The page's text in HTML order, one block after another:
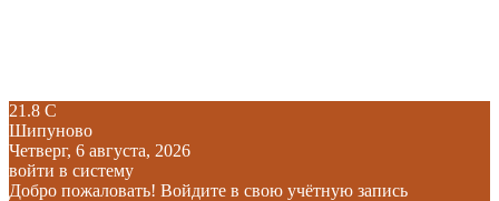
21.8 C
Шипуново
Четверг, 6 августа, 2026
войти в систему
Добро пожаловать! Войдите в свою учётную запись